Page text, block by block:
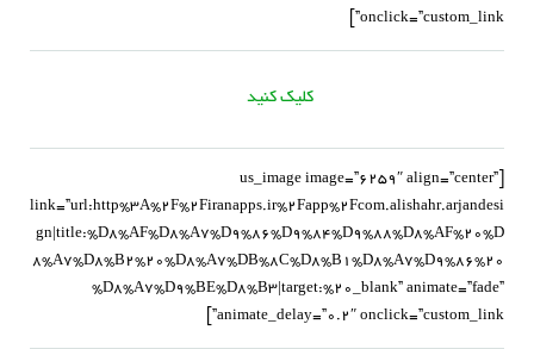
onclick=”custom_link”]
کلیک کنید
[us_image image=”6259″ align=”center”
link=”url:http%3A%2F%2Firanapps.ir%2Fapp%2Fcom.alishahr.arjandesi
gn|title:%D8%AF%D8%A7%D9%86%D9%84%D9%88%D8%AF%20%D
8%A7%D8%B2%20%D8%A7%DB%8C%D8%B1%D8%A7%D9%86%20
%D8%A7%D9%BE%D8%B3|target:%20_blank” animate=”fade”
animate_delay=”0.2″ onclick=”custom_link”]